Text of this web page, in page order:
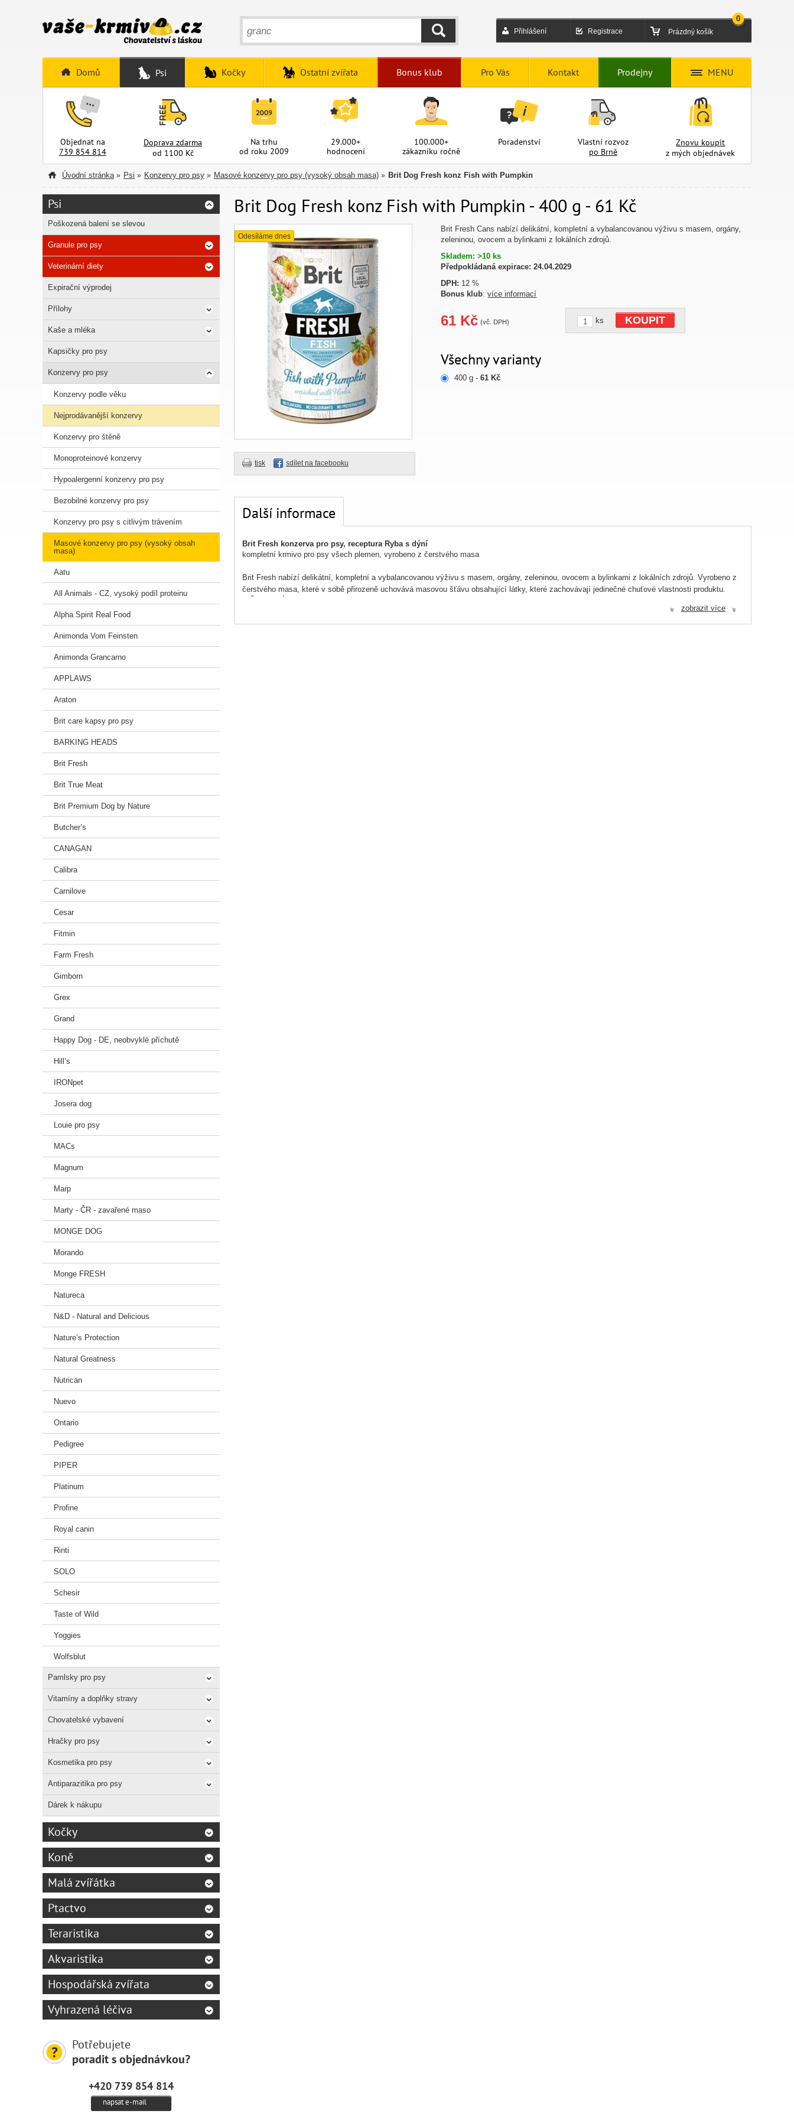
Přihlášení Registrace Prázdný košík
0
HLEDAT
Domů Psi Kočky Ostatní zvířata Bonus klub Pro Vás Kontakt Prodejny MENU
Objednat na
739 854 814
Doprava zdarma
od 1100 Kč
Na trhu
od roku 2009
29.000+
hodnocení
100.000+
zákazníku ročně
Poradenství
Vlastní rozvoz
po Brně
Znovu koupit
z mých objednávek
Úvodní stránka » Psi » Konzervy pro psy » Masové konzervy pro psy (vysoký obsah masa) » Brit Dog Fresh konz Fish with Pumpkin
Brit Dog Fresh konz Fish with Pumpkin - 400 g - 61 Kč
Odesíláme dnes
tisk sdílet na facebooku
Brit Fresh Cans nabízí delikátní, kompletní a vybalancovanou výživu s masem, orgány,
zeleninou, ovocem a bylinkami z lokálních zdrojů.
Skladem: >10 ks
Předpokládaná expirace: 24.04.2029
DPH: 12 %
Bonus klub:více informací
61 Kč (vč. DPH) ks KOUPIT
Všechny varianty
400 g -61 Kč
Další informace
Brit Fresh konzerva pro psy, receptura Ryba s dýní
kompletní krmivo pro psy všech plemen, vyrobeno z čerstvého masa
Brit Fresh nabízí delikátní, kompletní a vybalancovanou výživu s masem, orgány, zeleninou, ovocem a bylinkami z lokálních zdrojů. Vyrobeno z
čerstvého masa, které v sobě přirozeně uchovává masovou šťávu obsahující látky, které zachovávají jedinečné chuťové vlastnosti produktu.
BEZ LEPKU, BEZ SOJI, BEZ GMO, BEZ KONZERVANTŮ A BARVIV
« zobrazit více «
Psi
Poškozená balení se slevou
Granule pro psy
Veterinární diety
Expirační výprodej
Přílohy
Kaše a mléka
Kapsičky pro psy
Konzervy pro psy
Konzervy podle věku
Nejprodávanější konzervy
Konzervy pro štěně
Monoproteinové konzervy
Hypoalergenní konzervy pro psy
Bezobilné konzervy pro psy
Konzervy pro psy s citlivým trávením
Masové konzervy pro psy (vysoký obsah
masa)
Aatu
All Animals - CZ, vysoký podíl proteinu
Alpha Spirit Real Food
Animonda Vom Feinsten
Animonda Grancarno
APPLAWS
Araton
Brit care kapsy pro psy
BARKING HEADS
Brit Fresh
Brit True Meat
Brit Premium Dog by Nature
Butcher’s
CANAGAN
Calibra
Carnilove
Cesar
Fitmin
Farm Fresh
Gimborn
Grex
Grand
Happy Dog - DE, neobvyklé příchutě
Hill’s
IRONpet
Josera dog
Louie pro psy
MACs
Magnum
Marp
Marty - ČR - zavařené maso
MONGE DOG
Morando
Monge FRESH
Natureca
N&D - Natural and Delicious
Nature’s Protection
Natural Greatness
Nutrican
Nuevo
Ontario
Pedigree
PIPER
Platinum
Profine
Royal canin
Rinti
SOLO
Schesir
Taste of Wild
Yoggies
Wolfsblut
Pamlsky pro psy
Vitamíny a doplňky stravy
Chovatelské vybavení
Hračky pro psy
Kosmetika pro psy
Antiparazitika pro psy
Dárek k nákupu
Kočky
Koně
Malá zvířátka
Ptactvo
Teraristika
Akvaristika
Hospodářská zvířata
Vyhrazená léčiva
Potřebujete
poradit s objednávkou?
+420 739 854 814
napsat e-mail